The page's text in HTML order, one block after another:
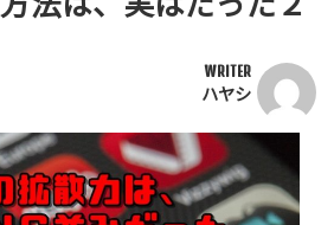
WRITER
ハヤシ